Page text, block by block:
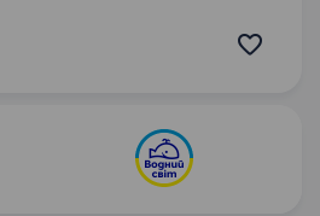
ремонтника по ремонту